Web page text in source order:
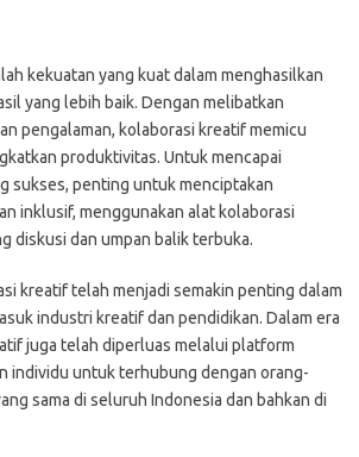
kekuatan yang kuat dalam menghasilkan
yang lebih baik. Dengan melibatkan
pengalaman, kolaborasi kreatif memicu
produktivitas. Untuk mencapai
sukses, penting untuk menciptakan
inklusif, menggunakan alat kolaborasi
diskusi dan umpan balik terbuka.
kreatif telah menjadi semakin penting dalam
industri kreatif dan pendidikan. Dalam era
juga telah diperluas melalui platform
individu untuk terhubung dengan orang-
sama di seluruh Indonesia dan bahkan di